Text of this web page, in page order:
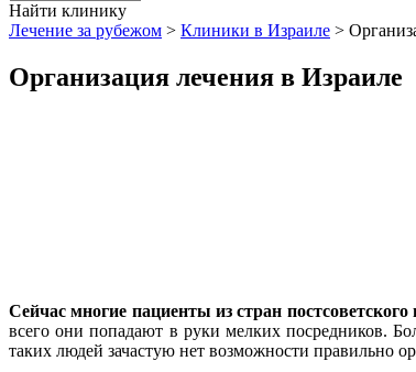
Найти клинику
Лечение за рубежом > Клиники в Израиле >
Организация лечения в Израиле
Сейчас многие пациенты из стран
всего они попадают в руки мелких посредников.
таких людей зачастую нет возможности правильно